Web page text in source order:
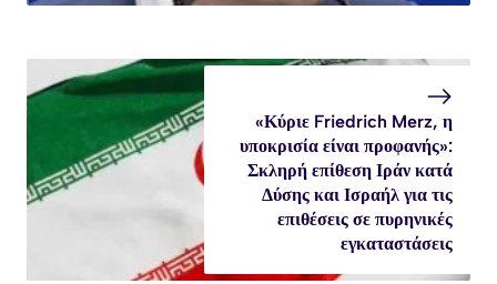
«Κύριε Friedrich Merz, η
υποκρισία είναι προφανής»:
Σκληρή επίθεση Ιράν κατά
Δύσης και Ισραήλ για τις
επιθέσεις σε πυρηνικές
εγκαταστάσεις